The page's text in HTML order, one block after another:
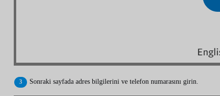
Sonraki sayfada adres bilgilerini ve telefon numarasını girin.